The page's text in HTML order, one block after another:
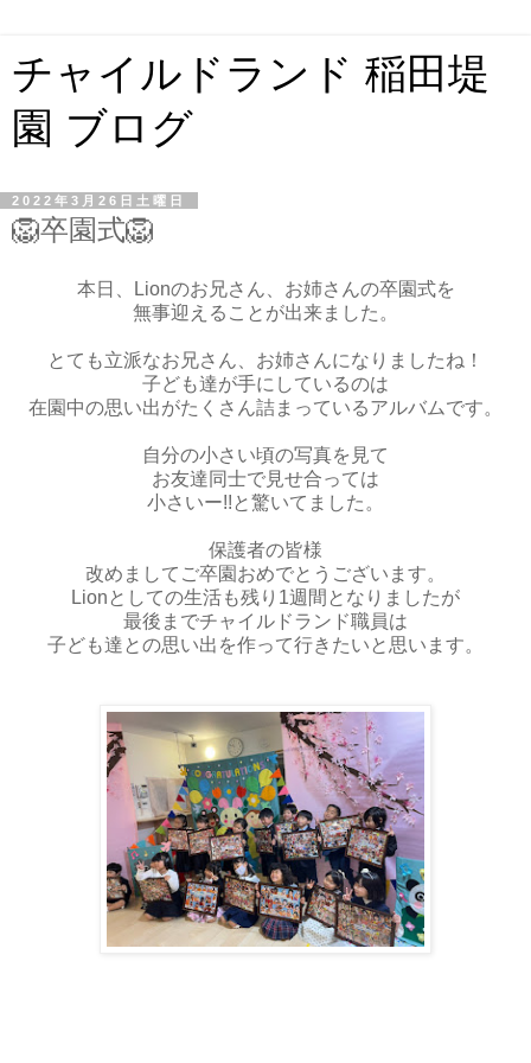
チャイルドランド 稲田堤
園 ブログ
2022年3月26日土曜日
️🦁卒園式️🦁
本日、Lionのお兄さん、お姉さんの卒園式を
無事迎えることが出来ました。
とても立派なお兄さん、お姉さんになりましたね！
子ども達が手にしているのは
在園中の思い出がたくさん詰まっているアルバムです。
自分の小さい頃の写真を見て
お友達同士で見せ合っては
小さいー!!と驚いてました。
保護者の皆様
改めましてご卒園おめでとうございます。
Lionとしての生活も残り1週間となりましたが
最後までチャイルドランド職員は
子ども達との思い出を作って行きたいと思います。